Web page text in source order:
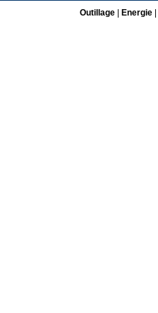
Outillage| Energie|